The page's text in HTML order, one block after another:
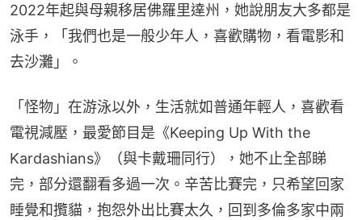
2022年起與母親移居佛羅里達州，她說朋友大多都是
泳手，「我們也是一般少年人，喜歡購物，看電影和
去沙灘」。
「怪物」在游泳以外，生活就如普通年輕人，喜歡看
電視減壓，最愛節目是《Keeping Up With the
Kardashians》（與卡戴珊同行），她不止全部睇
完，部分還翻看多過一次。辛苦比賽完，只希望回家
睡覺和攬貓，抱怨外出比賽太久，回到多倫多家中兩